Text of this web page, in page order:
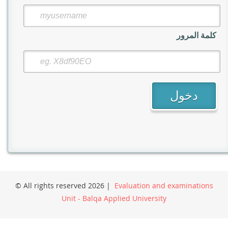
كلمة المرور
© All rights reserved 2026 | Evaluation and examinations
Unit - Balqa Applied University